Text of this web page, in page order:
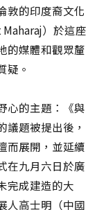
敦的印度裔文化
）於這座
的媒體和觀眾釐
疑。
心的主題：《與
議題被提出後，
而展開，並延續
在九月六日於廣
完成建造的大
人高士明（中國